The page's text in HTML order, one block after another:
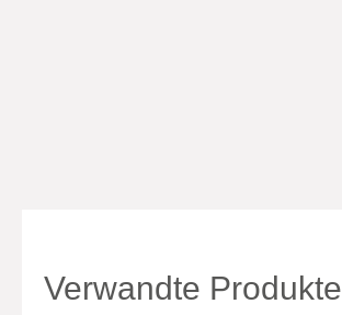
Verwandte Produkte